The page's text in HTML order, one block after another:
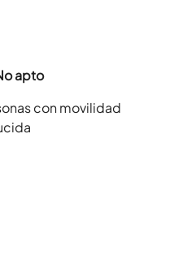
apto
con movilidad